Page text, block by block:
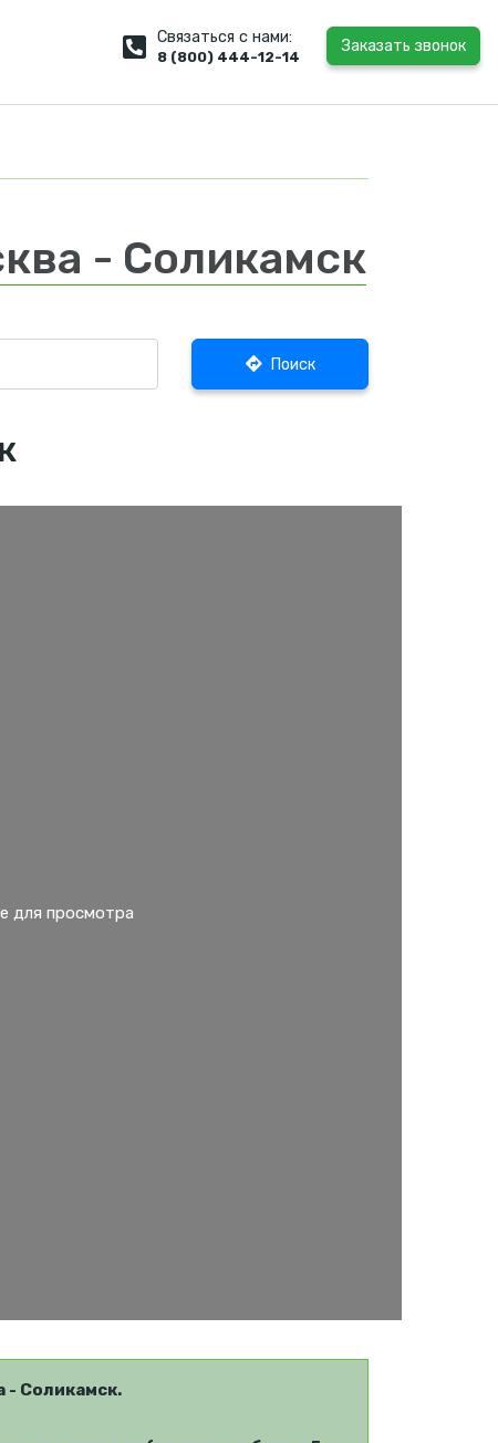
Связаться с нами:
8 (800) 444-12-14
Заказать звонок
- Соликамск
Поиск
- Соликамск.